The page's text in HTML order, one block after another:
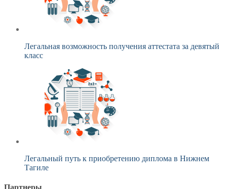
Легальная возможность получения аттестата за девятый
класс
Легальный путь к приобретению диплома в Нижнем
Тагиле